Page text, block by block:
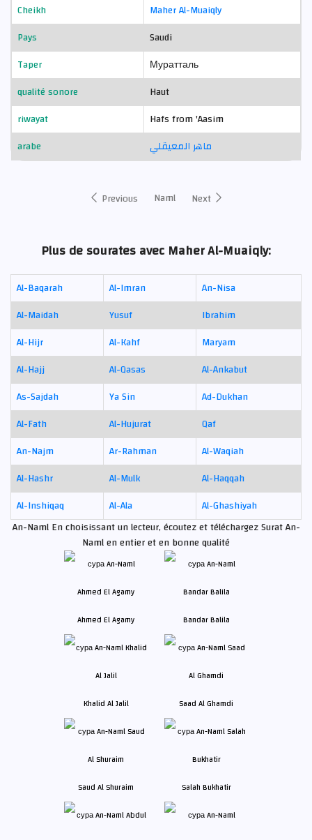
Cheikh
Maher Al-Muaiqly
Pays
Saudi
Taper
Муратталь
qualité sonore
Haut
riwayat
Hafs from 'Aasim
arabe
ماهر المعيقلي
Previous Naml Next
Plus de sourates avec Maher Al-Muaiqly:
Al-Baqarah Al-Imran
An-Nisa
Al-Maidah
Yusuf
Ibrahim
Al-Hijr
Al-Kahf
Maryam
Al-Hajj
Al-Qasas
Al-Ankabut
As-Sajdah
Ya Sin
Ad-Dukhan
Al-Fath
Al-Hujurat
Qaf
An-Najm
Ar-Rahman
Al-Waqiah
Al-Hashr
Al-Mulk
Al-Haqqah
Al-Inshiqaq
Al-Ala
Al-Ghashiyah
An-Naml En choisissant un lecteur, écoutez et téléchargez Surat An-
Naml en entier et en bonne qualité
Ahmed El Agamy Bandar Balila
Khalid Al Jalil Saad Al Ghamdi
Saud Al Shuraim Salah Bukhatir